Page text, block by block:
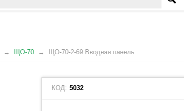
ЩО-70 ЩО-70-2-69 Вводная панель
КОД: 5032